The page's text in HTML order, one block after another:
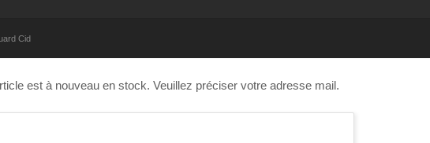
Cid
est à nouveau en stock. Veuillez préciser votre adresse mail.